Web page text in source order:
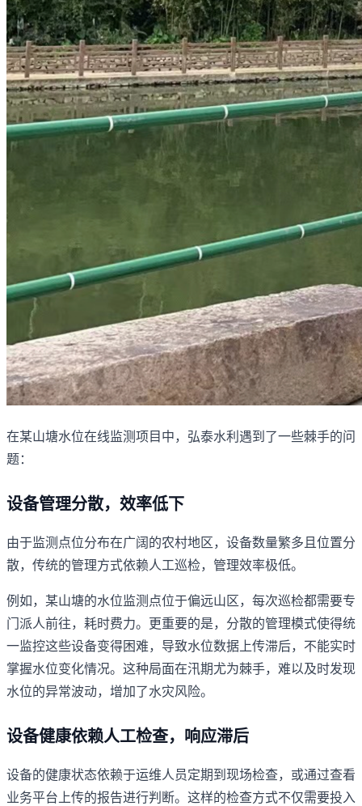
在某山塘水位在线监测项目中，弘泰水利遇到了一些棘手的问
题：
设备管理分散，效率低下
由于监测点位分布在广阔的农村地区，设备数量繁多且位置分
散，传统的管理方式依赖人工巡检，管理效率极低。
例如，某山塘的水位监测点位于偏远山区，每次巡检都需要专
门派人前往，耗时费力。更重要的是，分散的管理模式使得统
一监控这些设备变得困难，导致水位数据上传滞后，不能实时
掌握水位变化情况。这种局面在汛期尤为棘手，难以及时发现
水位的异常波动，增加了水灾风险。
设备健康依赖人工检查，响应滞后
设备的健康状态依赖于运维人员定期到现场检查，或通过查看
业务平台上传的报告进行判断。这样的检查方式不仅需要投入